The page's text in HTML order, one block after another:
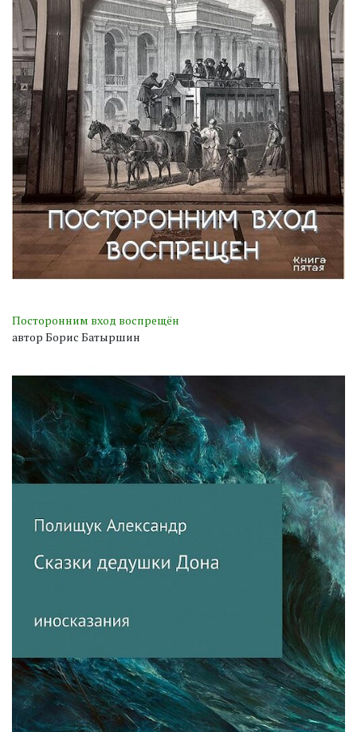
Посторонним вход воспрещён
автор Борис Батыршин